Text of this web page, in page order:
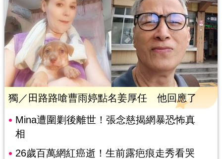
獨／田路路嗆曹雨婷點名姜厚任 他回應了
Mina遭圍剿後離世！張念慈揭網暴恐怖真
相
26歲百萬網紅癌逝！生前露疤痕走秀看哭